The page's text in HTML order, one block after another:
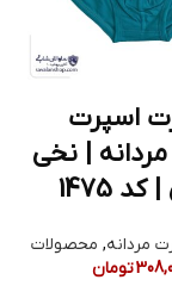
اسپرت
| نخی
1475
مردانه, محصولات
تومان